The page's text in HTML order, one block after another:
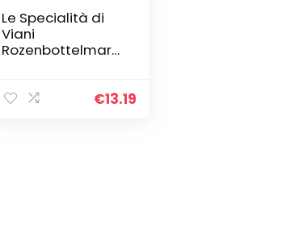
Le Specialità di
Viani
Rozenbottelmark,
(2 x 290 g)
€13.19